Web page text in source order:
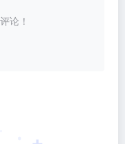
论！